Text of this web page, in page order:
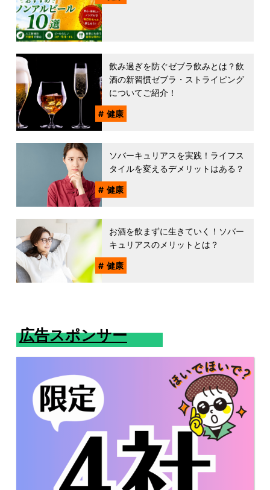
飲み過ぎを防ぐゼブラ飲みとは？飲
酒の新習慣ゼブラ・ストライピング
についてご紹介！
健康
ソバーキュリアスを実践！ライフス
タイルを変えるデメリットはある？
健康
お酒を飲まずに生きていく！ソバー
キュリアスのメリットとは？
健康
広告スポンサー